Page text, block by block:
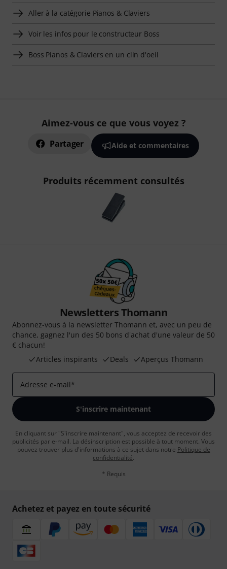
Aller à la catégorie Pianos & Claviers
Voir les infos pour le constructeur Boss
Boss Pianos & Claviers en un clin d'oeil
Aimez-vous ce que vous voyez ?
Partager Aide et commentaires
Produits récemment consultés
Newsletters Thomann
Abonnez-vous à la newsletter Thomann et, avec un peu de
chance, gagnez l'un des 50 bons d'achat d'une valeur de 50
€ chacun!
Articles inspirants
Deals Aperçus Thomann
Adresse e-mail*
S'inscrire maintenant
En cliquant sur "S'inscrire maintenant", vous acceptez de recevoir des
publicités par e-mail. La désinscription est possible à tout moment. Vous
pouvez trouver plus d'informations à ce sujet dans notre Politique de
confidentialité.
* Requis
Achetez et payez en toute sécurité